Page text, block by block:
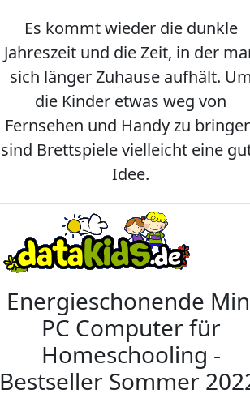
Es kommt wieder die dunkle
Jahreszeit und die Zeit, in der
sich länger Zuhause aufhält. Um
die Kinder etwas weg von
Fernsehen und Handy zu
sind Brettspiele vielleicht eine
Idee.
Energieschonende
PC Computer für
Homeschooling -
Bestseller Sommer